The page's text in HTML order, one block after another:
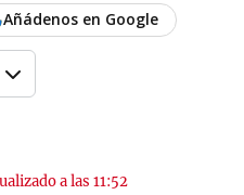
a las 11:52
Añádenos en Google